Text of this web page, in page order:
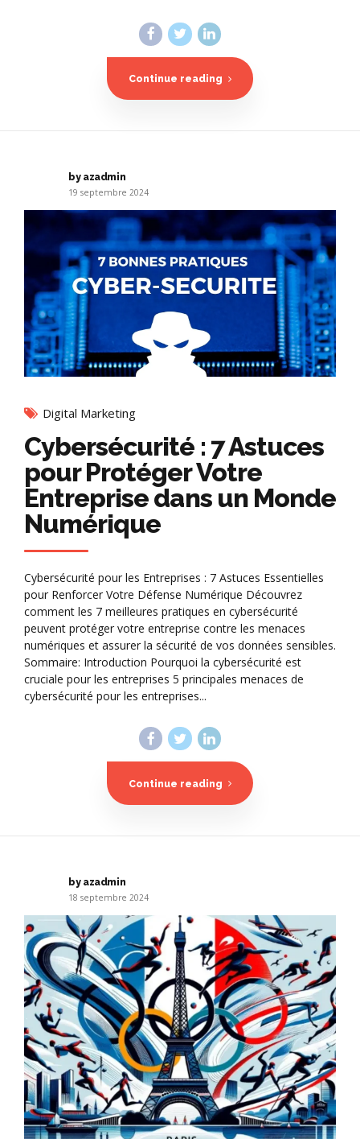
Continue reading
by azadmin
19 septembre 2024
Digital Marketing
Cybersécurité : 7 Astuces
pour Protéger Votre
Entreprise dans un Monde
Numérique
Cybersécurité pour les Entreprises : 7 Astuces Essentielles
pour Renforcer Votre Défense Numérique Découvrez
comment les 7 meilleures pratiques en cybersécurité
peuvent protéger votre entreprise contre les menaces
numériques et assurer la sécurité de vos données sensibles.
Sommaire: Introduction Pourquoi la cybersécurité est
cruciale pour les entreprises 5 principales menaces de
cybersécurité pour les entreprises...
Continue reading
by azadmin
18 septembre 2024